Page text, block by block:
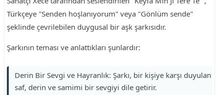
Türkçeye "Senden hoşlanıyorum" veya "Gönlüm sende"
şeklinde çevrilebilen duygusal bir aşk şarkısıdır.
Şarkının teması ve anlattıkları şunlardır:
Derin Bir Sevgi ve Hayranlık: Şarkı, bir kişiye karşı duyulan
saf, derin ve samimi bir sevgiyi dile getirir.